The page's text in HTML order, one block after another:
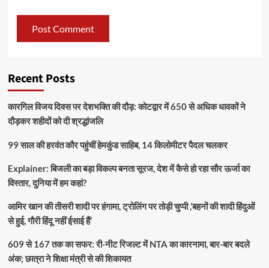
Recent Posts
कारगिल विजय दिवस पर देशभक्ति की दौड़: कोटद्वार में 650 से अधिक धावकों ने
दौड़कर शहीदों को दी श्रद्धांजलि
99 साल की हरवंत कौर पहुंचीं हेमकुंड साहिब, 14 किलोमीटर पैदल चलकर
Explainer: बिजली का बड़ा विकल्प बनता सूरज, देश में कैसे हो रहा सौर ऊर्जा का
विस्तार, दुनिया में हम कहां?
आमिर खान की तीसरी शादी पर हंगामा, ट्रोलिंग पर तोड़ी चुप्पी ,’बहनों की शादी हिंदुओं
से हुई, गौरी हिंदू नहीं ईसाई हैं’
609 से 167 तक का सफर: री-नीट रिजल्ट में NTA का कारनामा, बार-बार बदले
अंक; छात्रा ने शिक्षा मंत्री से की शिकायत